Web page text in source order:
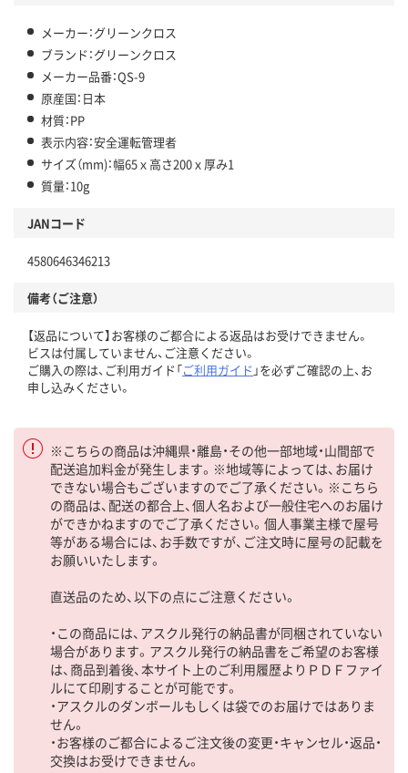
メーカー：グリーンクロス
ブランド：グリーンクロス
メーカー品番：QS-9
原産国：日本
材質：PP
表示内容：安全運転管理者
サイズ（mm)：幅65ｘ高さ200ｘ厚み1
質量：10g
JANコード
4580646346213
備考（ご注意）
【返品について】お客様のご都合による返品はお受けできません。
ビスは付属していません、ご注意ください。
ご購入の際は、ご利用ガイド「ご利用ガイド 」を必ずご確認の上、お
申し込みください。
※こちらの商品は沖縄県・離島・その他一部地域・山間部で
配送追加料金が発生します。※地域等によっては、お届け
できない場合もございますのでご了承ください。※こちら
の商品は、配送の都合上、個人名および一般住宅へのお届け
ができかねますのでご了承ください。個人事業主様で屋号
等がある場合には、お手数ですが、ご注文時に屋号の記載を
お願いいたします。
直送品のため、以下の点にご注意ください。
・この商品には、アスクル発行の納品書が同梱されていない
場合があります。アスクル発行の納品書をご希望のお客様
は、商品到着後、本サイト上のご利用履歴よりＰＤＦファイ
ルにて印刷することが可能です。
・アスクルのダンボールもしくは袋でのお届けではありま
せん。
・お客様のご都合によるご注文後の変更・キャンセル・返品・
交換はお受けできません。